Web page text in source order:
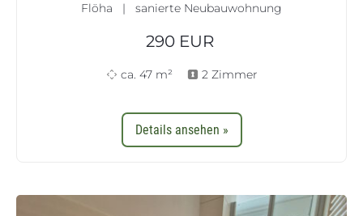
Flöha | sanierte Neubauwohnung
290EUR
ca. 47 m² 2 Zimmer
Details ansehen »